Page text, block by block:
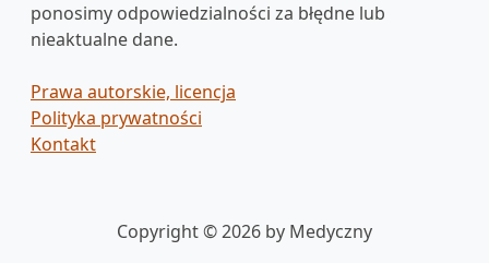
ponosimy odpowiedzialności za błędne lub
nieaktualne dane.
Prawa autorskie, licencja
Polityka prywatności
Kontakt
Copyright © 2026 by Medyczny